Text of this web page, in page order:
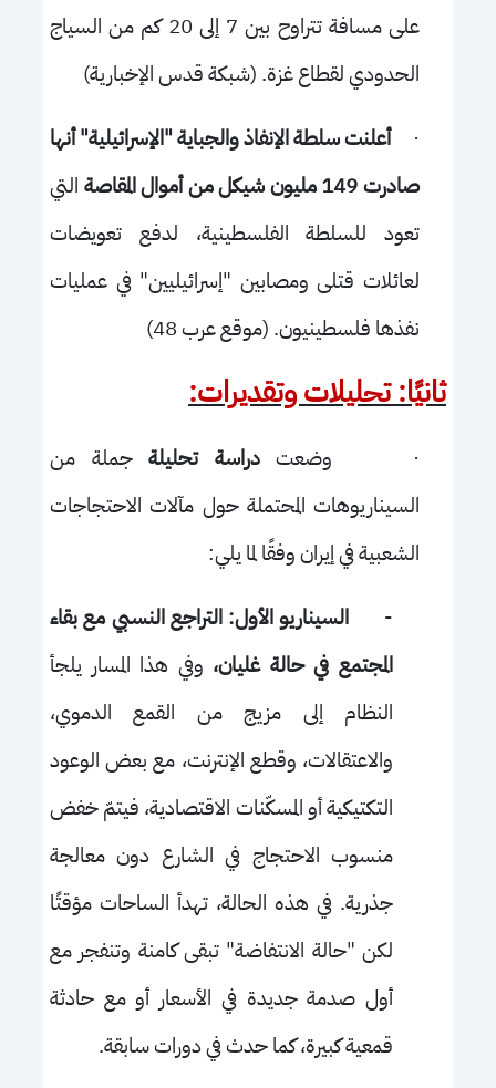
على مسافة تتراوح بين 7 إلى 20 كم من السياج
الحدودي لقطاع غزة. (شبكة قدس الإخبارية)
·أعلنت سلطة الإنفاذ والجباية "الإسرائيلية" أنها
صادرت 149 مليون شيكل
من أموال المقاصة التي
تعود للسلطة الفلسطينية، لدفع تعويضات
لعائلات قتلى ومصابين "إسرائيليين" في عمليات
نفذها فلسطينيون. (موقع عرب 48)
ثانيًا: تحليلات وتقديرات:
· وضعتدراسة تحليلةجملة من
السيناريوهات المحتملة حول مآلات الاحتجاجات
الشعبية في إيران وفقًا لما يلي:
- السيناريو الأول: التراجع النسبي مع بقاء
المجتمع في حالة غليان، وفي هذا المسار يلجأ
النظام إلى مزيج من القمع الدموي،
والاعتقالات، وقطع الإنترنت، مع بعض الوعود
التكتيكية أو المسكّنات الاقتصادية، فيتمّ خفض
منسوب الاحتجاج في الشارع دون معالجة
جذرية. في هذه الحالة، تهدأ الساحات مؤقتًا
لكن "حالة الانتفاضة" تبقى كامنة وتنفجر مع
أول صدمة جديدة في الأسعار أو مع حادثة
قمعية كبيرة، كما حدث في دورات سابقة.